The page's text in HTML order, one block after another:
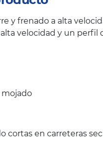
y frenado a alta
velocidad y un
mojado
cortas en carreteras